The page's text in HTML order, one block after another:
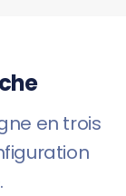
en trois